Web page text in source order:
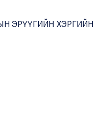
ЭРҮҮГИЙН ХЭРГИЙН